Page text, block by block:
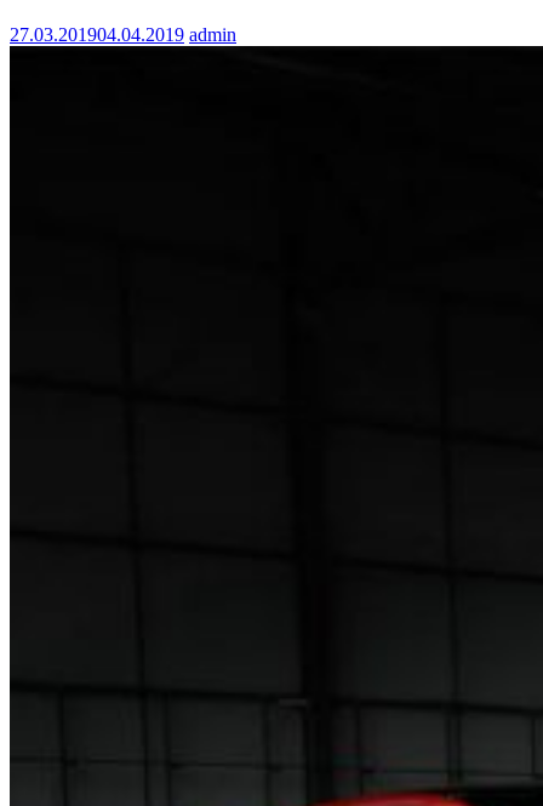
27.03.201904.04.2019 admin